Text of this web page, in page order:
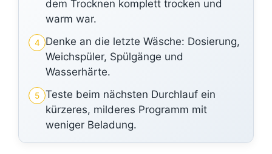
dem Trocknen komplett trocken und
warm war.
4
Denke an die letzte Wäsche: Dosierung,
Weichspüler, Spülgänge und
Wasserhärte.
5
Teste beim nächsten Durchlauf ein
kürzeres, milderes Programm mit
weniger Beladung.